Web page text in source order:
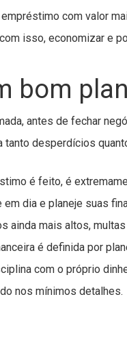
com valor
isso, economizar e
bom
antes de fechar
tanto desperdícios
é feito, é
em dia e planeje suas
ainda mais altos,
é definida por
com o próprio
nos mínimos detalhes.